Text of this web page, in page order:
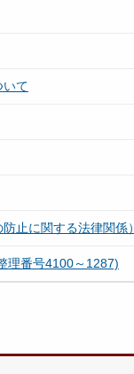
いて
止に関する法律関係）
番号4100～1287)